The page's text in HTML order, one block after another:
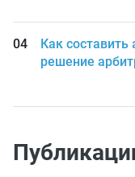
Как
решение